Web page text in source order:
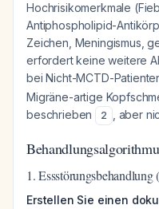
Hochrisikomerkmale
Antiphospholipid-
Zeichen, Meningismus,
erfordert keine weitere
bei Nicht-MCTD-
Migräne-artige
beschrieben
2 , aber
1. Essstörungsbehandlung
Erstellen Sie einen